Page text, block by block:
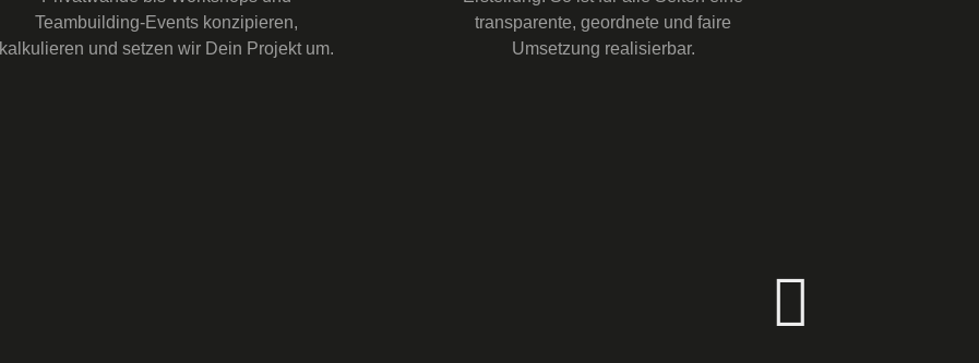
Teambuilding-Events konzipieren,
kalkulieren und setzen wir Dein Projekt um.
transparente, geordnete und faire
Umsetzung realisierbar.